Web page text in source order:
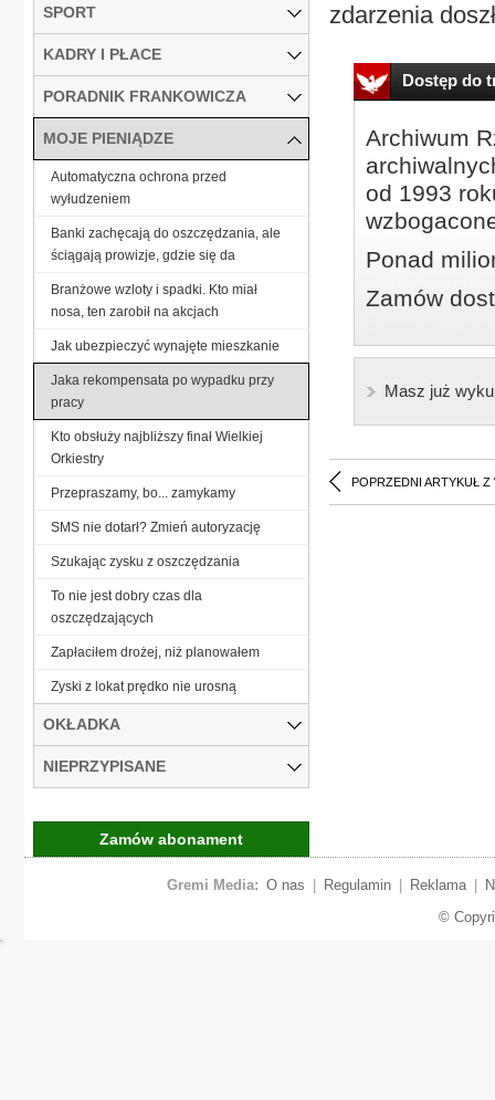
zdarzenia
Dostęp do
Archiwum
od 1993
Ponad
Zamów
Masz już
POPRZEDNI ARTYKUŁ Z
SPORT
KADRY I PŁACE
PORADNIK FRANKOWICZA
MOJE PIENIĄDZE
Automatyczna ochrona przed
wyłudzeniem
Banki zachęcają do oszczędzania, ale
ściągają prowizje, gdzie się da
Branżowe wzloty i spadki. Kto miał
nosa, ten zarobił na akcjach
Jak ubezpieczyć wynajęte mieszkanie
Jaka rekompensata po wypadku przy
pracy
Kto obsłuży najbliższy finał Wielkiej
Orkiestry
Przepraszamy, bo... zamykamy
SMS nie dotarł? Zmień autoryzację
Szukając zysku z oszczędzania
To nie jest dobry czas dla
oszczędzających
Zapłaciłem drożej, niż planowałem
Zyski z lokat prędko nie urosną
OKŁADKA
NIEPRZYPISANE
Zamów abonament
Gremi Media: O nas Regulamin Reklama
©